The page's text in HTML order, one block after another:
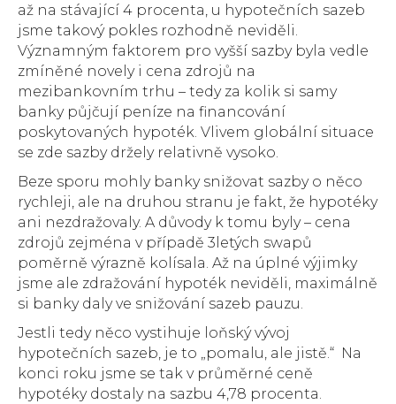
až na stávající 4 procenta, u hypotečních sazeb
jsme takový pokles rozhodně neviděli.
Významným faktorem pro vyšší sazby byla vedle
zmíněné novely i cena zdrojů na
mezibankovním trhu – tedy za kolik si samy
banky půjčují peníze na financování
poskytovaných hypoték. Vlivem globální situace
se zde sazby držely relativně vysoko.
Beze sporu mohly banky snižovat sazby o něco
rychleji, ale na druhou stranu je fakt, že hypotéky
ani nezdražovaly. A důvody k tomu byly – cena
zdrojů zejména v případě 3letých swapů
poměrně výrazně kolísala. Až na úplné výjimky
jsme ale zdražování hypoték neviděli, maximálně
si banky daly ve snižování sazeb pauzu.
Jestli tedy něco vystihuje loňský vývoj
hypotečních sazeb, je to „pomalu, ale jistě.“ Na
konci roku jsme se tak v průměrné ceně
hypotéky dostaly na sazbu 4,78 procenta.